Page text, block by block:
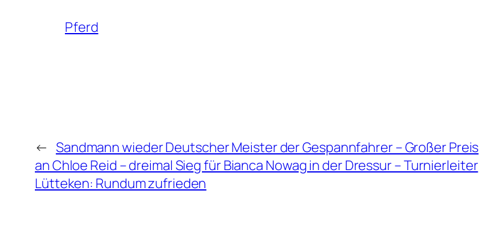
Pferd
← Sandmann wieder Deutscher Meister der Gespannfahrer – Großer Preis
an Chloe Reid – dreimal Sieg für Bianca Nowag in der Dressur – Turnierleiter
Lütteken: Rundum zufrieden